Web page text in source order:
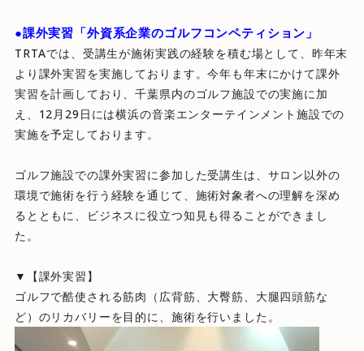
●課外実習「外資系企業のゴルフコンペティション」
TRTAでは、受講生が施術実践の経験を積む場として、昨年末
より課外実習を実施しております。今年も年末にかけて課外
実習を計画しており、千葉県内のゴルフ施設での実施に加
え、12月29日には横浜の音楽エンターテインメント施設での
実施を予定しております。
ゴルフ施設での課外実習に参加した受講生は、サロン以外の
環境で施術を行う経験を通じて、施術対象者への理解を深め
るとともに、ビジネスに役立つ知見も得ることができまし
た。
▼【課外実習】
ゴルフで酷使される筋肉（広背筋、大臀筋、大腿四頭筋な
ど）のリカバリーを目的に、施術を行いました。